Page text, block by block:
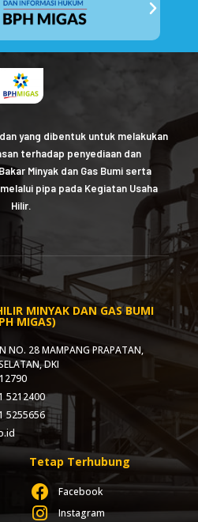
yang dibentuk untuk melakukan
terhadap penyediaan dan
Minyak dan Gas Bumi serta
pipa pada Kegiatan Usaha
Hilir.
MINYAK DAN GAS BUMI
MIGAS)
NO. 28 MAMPANG PRAPATAN,
DKI
5212400
5255656
Tetap Terhubung
Facebook
Instagram